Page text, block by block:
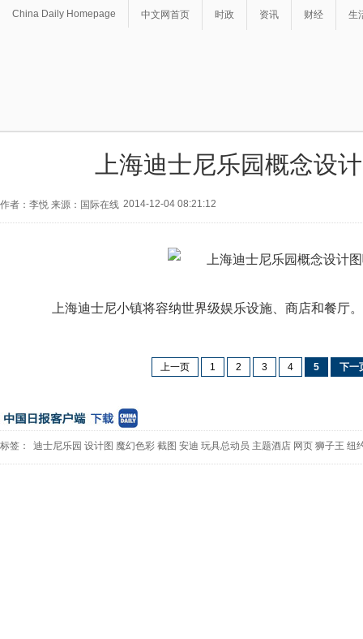
China Daily Homepage 中文网首页 时政 资讯 财经 生
上海迪士尼乐园概念设
作者：李悦 来源：国际在线 2014-12-04 08:21:12
上海迪士尼小镇将容纳世界级娱乐设施、商店和餐厅
上一页 1 2 3 4 5 下一
标签： 迪士尼乐园 设计图 魔幻色彩 截图 安迪 玩具总动员 主题酒店 网页 狮子王 纽